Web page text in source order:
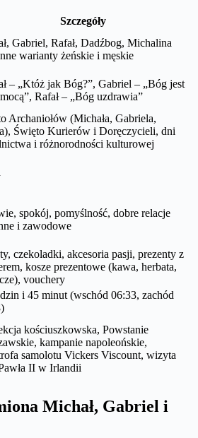
Szczegóły
Gabriel, Rafał, Dadźbog, Michalina
warianty żeńskie i męskie
– „Któż jak Bóg?”, Gabriel – „Bóg jest
Rafał – „Bóg uzdrawia”
Archaniołów (Michała, Gabriela,
Święto Kurierów i Doręczycieli, dni
i różnorodności kulturowej
spokój, pomyślność, dobre relacje
i zawodowe
czekoladki, akcesoria pasji, prezenty z
kosze prezentowe (kawa, herbata,
vouchery
i 45 minut (wschód 06:33, zachód
kościuszkowska, Powstanie
kampanie napoleońskie,
samolotu Vickers Viscount, wizyta
II w Irlandii
Michał, Gabriel i